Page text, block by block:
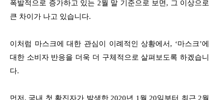
폭발적으로 증가하고 있는 2월 말 기준으로 보면, 그 이상으로
큰 차이가 나고 있습니다.
이처럼 마스크에 대한 관심이 이례적인 상황에서, ‘마스크’에
대한 소비자 반응을 더욱 더 구체적으로 살펴보도록 하겠습니
다.
먼저, 국내 첫 확진자가 발생한 2020년 1월 20일부터 최근 2월